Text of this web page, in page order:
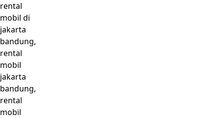
rental
mobil di
jakarta
bandung,
rental
mobil
jakarta
bandung,
rental
mobil